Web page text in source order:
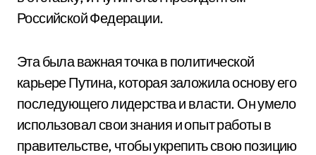
Российской Федерации.
Эта была важная точка в политической
карьере Путина, которая заложила основу его
последующего лидерства и власти. Он умело
использовал свои знания и опыт работы в
правительстве, чтобы укрепить свою позицию